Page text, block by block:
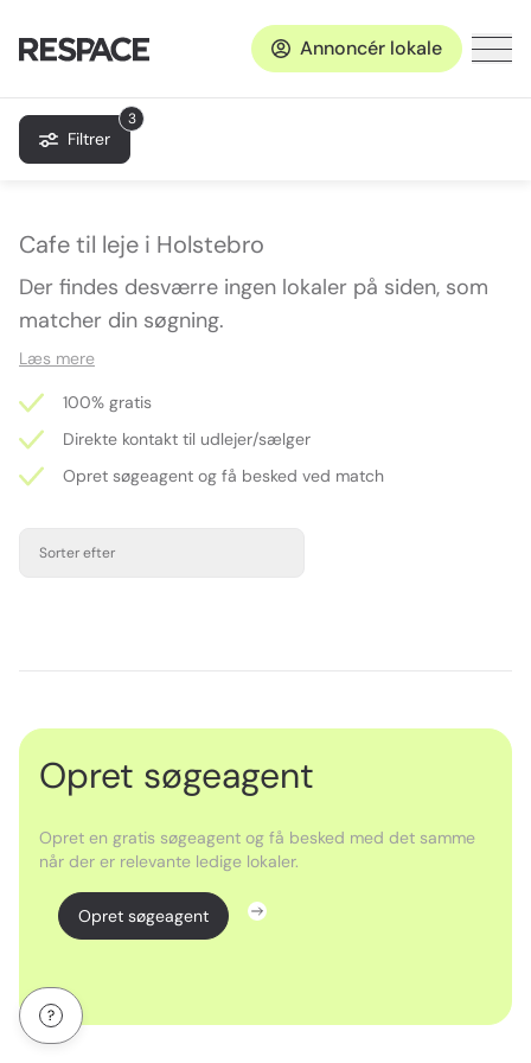
Annoncér lokale
3
Filtrer
Cafe til leje i Holstebro
Der findes desværre ingen lokaler på siden, som
matcher din søgning.
Læs mere
100% gratis
Direkte kontakt til udlejer/sælger
Opret søgeagent og få besked ved match
Sorter efter
Opret søgeagent
Opret en gratis søgeagent og få besked med det samme
når der er relevante ledige lokaler.
Opret søgeagent